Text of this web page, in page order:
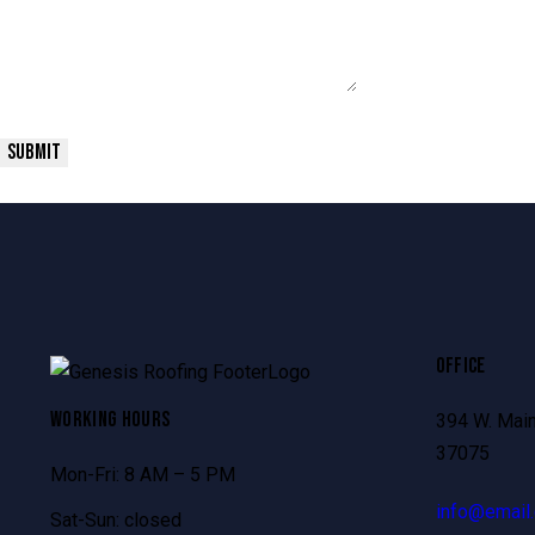
WORKING HOURS
Mon-Fri: 8 AM – 5 PM
Sat-Sun: closed
OFFICE
394 W.
37075